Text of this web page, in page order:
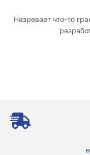
Назревает что-то